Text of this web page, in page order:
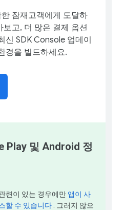
잠재고객에게 도달하
고, 더 많은 결제 옵션
신 SDK Console 업데이
경을 빌드하세요.
Play 및 Android 정
련이 있는 경우에만 앱이 사
할 수 있습니다
. 그러지 않으